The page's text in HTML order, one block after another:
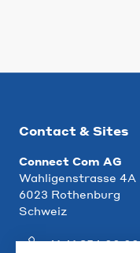
Contact & Sites
Connect Com AG
Wahligenstrasse 4A
6023 Rothenburg
Schweiz
+41 41 854 00 00